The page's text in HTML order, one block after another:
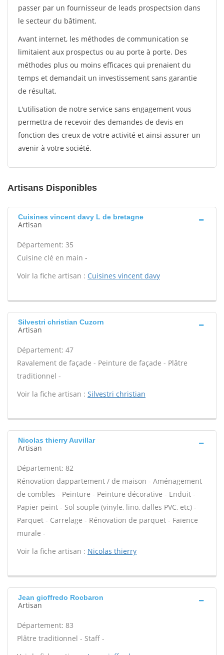
passer par un fournisseur de leads prospectsion dans
le secteur du bâtiment.
Avant internet, les méthodes de communication se
limitaient aux prospectus ou au porte à porte. Des
méthodes plus ou moins efficaces qui prenaient du
temps et demandait un investissement sans garantie
de résultat.
L'utilisation de notre service sans engagement vous
permettra de recevoir des demandes de devis en
fonction des creux de votre activité et ainsi assurer un
avenir à votre société.
Artisans Disponibles
Cuisines vincent davy L de bretagne
Artisan
Département: 35
Cuisine clé en main -
Voir la fiche artisan : Cuisines vincent davy
Silvestri christian Cuzorn
Artisan
Département: 47
Ravalement de façade - Peinture de façade - Plâtre
traditionnel -
Voir la fiche artisan : Silvestri christian
Nicolas thierry Auvillar
Artisan
Département: 82
Rénovation dappartement / de maison - Aménagement
de combles - Peinture - Peinture décorative - Enduit -
Papier peint - Sol souple (vinyle, lino, dalles PVC, etc) -
Parquet - Carrelage - Rénovation de parquet - Faïence
murale -
Voir la fiche artisan : Nicolas thierry
Jean gioffredo Rocbaron
Artisan
Département: 83
Plâtre traditionnel - Staff -